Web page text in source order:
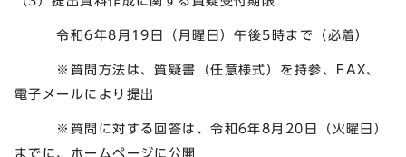
令和6年8月19日（月曜日）午後5時まで（必着）
※質問方法は、質疑書（任意様式）を持参、FAX、
電子メールにより提出
※質問に対する回答は、令和6年8月20日（火曜日）
までに、ホームページに公開